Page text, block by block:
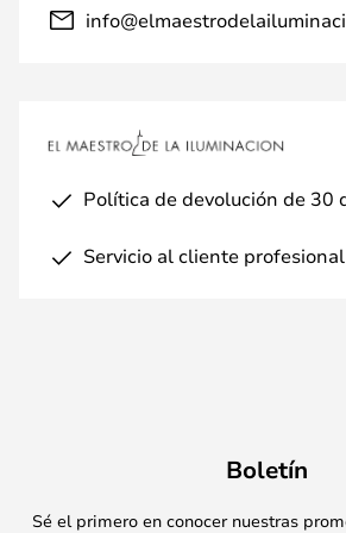
Política de devolución de 30
Servicio al cliente profesional
Boletín
Sé el primero en conocer nuestras